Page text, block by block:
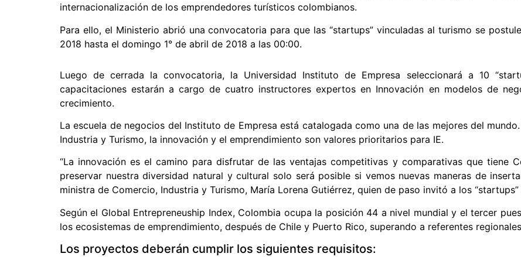
internacionalización de los emprendedores turísticos colombianos.
Para ello, el Ministerio abrió una convocatoria para que las “startups” vinculadas al turismo se
2018 hasta el domingo 1° de abril de 2018 a las 00:00.
Luego de cerrada la convocatoria, la Universidad Instituto de Empresa seleccionará a 10
capacitaciones estarán a cargo de cuatro instructores expertos en Innovación en modelos de
crecimiento.
La escuela de negocios del Instituto de Empresa está catalogada como una de las mejores del
Industria y Turismo, la innovación y el emprendimiento son valores prioritarios para IE.
“La innovación es el camino para disfrutar de las ventajas competitivas y comparativas que tiene
preservar nuestra diversidad natural y cultural solo será posible si vemos nuevas maneras de
ministra de Comercio, Industria y Turismo, María Lorena Gutiérrez, quien de paso invitó a los
Según el Global Entrepreneuship Index, Colombia ocupa la posición 44 a nivel mundial y el tercer
los ecosistemas de emprendimiento, después de Chile y Puerto Rico, superando a referentes
Los proyectos deberán cumplir los siguientes requisitos: